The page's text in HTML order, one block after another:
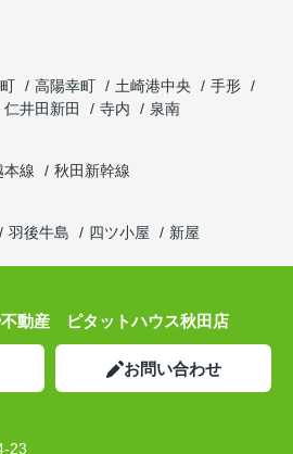
高陽幸町 土崎港中央
手形
仁井田新田 寺内
泉南
本線
秋田新幹線
羽後牛島 四ツ小屋 新屋
動産 ピタットハウス秋田店
お問い合わせ
23